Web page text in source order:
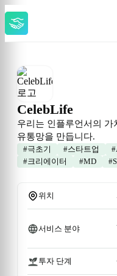
CelebLife
우리는 인플루언서의
유통망을 만듭니다.
#극초기 #스타트업 #
#크리에이터 #MD #
위치
서비스 분야
투자 단계